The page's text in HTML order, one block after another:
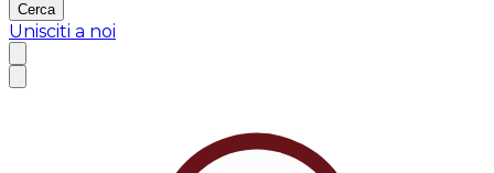
Cerca
Unisciti a noi